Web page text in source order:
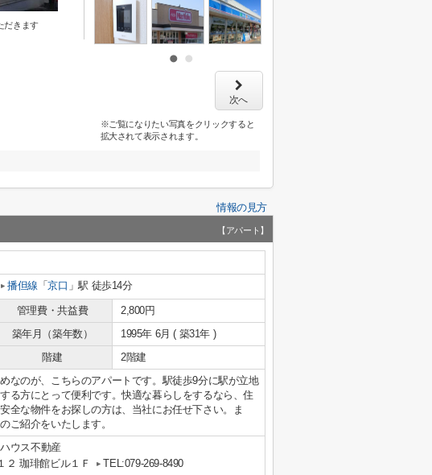
だきます
次へ
※ご覧になりたい写真をクリックすると
拡大されて表示されます。
情報の見方
【アパート】
播但線 「京口 」駅 徒歩14分
管理費・共益費
2,800円
築年月（築年数）
1995年 6月 ( 築31年 )
階建 2階建
なのが、こちらのアパートです。駅徒歩9分に駅が立地
る方にとって便利です。快適な暮らしをするなら、住
全な物件をお探しの方は、当社にお任せ下さい。ま
ご紹介をいたします。
ウス不動産
２ 珈琲館ビル１Ｆ
TEL:079-269-8490